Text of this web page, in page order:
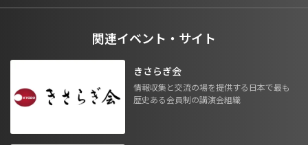
関連イベント・サイト
きさらぎ会
情報収集と交流の場を提供する日本で最も
歴史ある会員制の講演会組織